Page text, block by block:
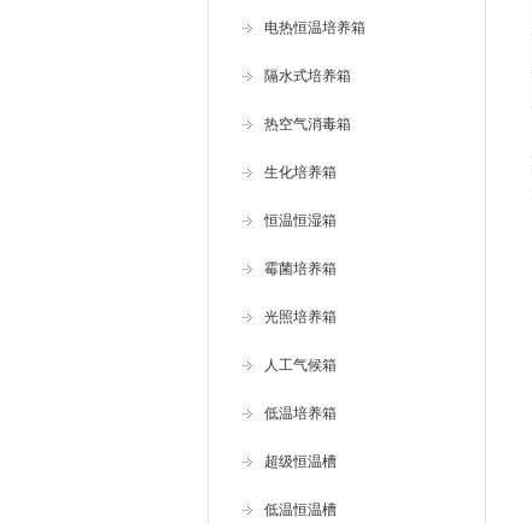
电热恒温培养箱
隔水式培养箱
热空气消毒箱
生化培养箱
恒温恒湿箱
霉菌培养箱
光照培养箱
人工气候箱
低温培养箱
超级恒温槽
低温恒温槽